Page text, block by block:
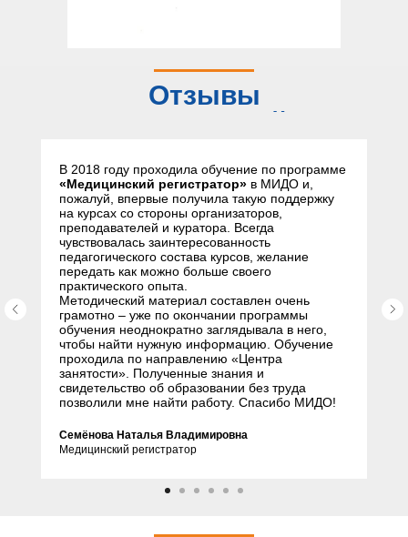
Отзывы
слушателей
В 2018 году проходила обучение по программе
«Медицинский регистратор» в МИДО и,
пожалуй, впервые получила такую поддержку
на курсах со стороны организаторов,
преподавателей и куратора. Всегда
чувствовалась заинтересованность
педагогического состава курсов, желание
передать как можно больше своего
практического опыта.
Методический материал составлен очень
грамотно – уже по окончании программы
обучения неоднократно заглядывала в него,
чтобы найти нужную информацию. Обучение
проходила по направлению «Центра
занятости». Полученные знания и
свидетельство об образовании без труда
позволили мне найти работу. Спасибо МИДО!
Семёнова Наталья Владимировна
Медицинский регистратор